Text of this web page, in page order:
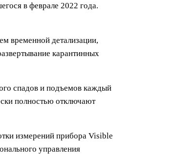
в феврале 2022 года.
временной детализации,
карантинных
спадов и подъемов каждый
полностью отключают
измерений прибора Visible
управления